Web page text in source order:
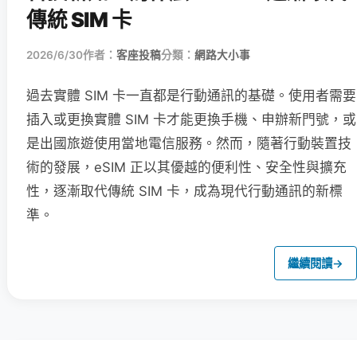
傳統 SIM 卡
2026/6/30作者： 客座投稿分類： 網路大小事
過去實體 SIM 卡一直都是行動通訊的基礎。使用者需要
插入或更換實體 SIM 卡才能更換手機、申辦新門號，或
是出國旅遊使用當地電信服務。然而，隨著行動裝置技
術的發展，eSIM 正以其優越的便利性、安全性與擴充
性，逐漸取代傳統 SIM 卡，成為現代行動通訊的新標
準。
繼續閱讀→